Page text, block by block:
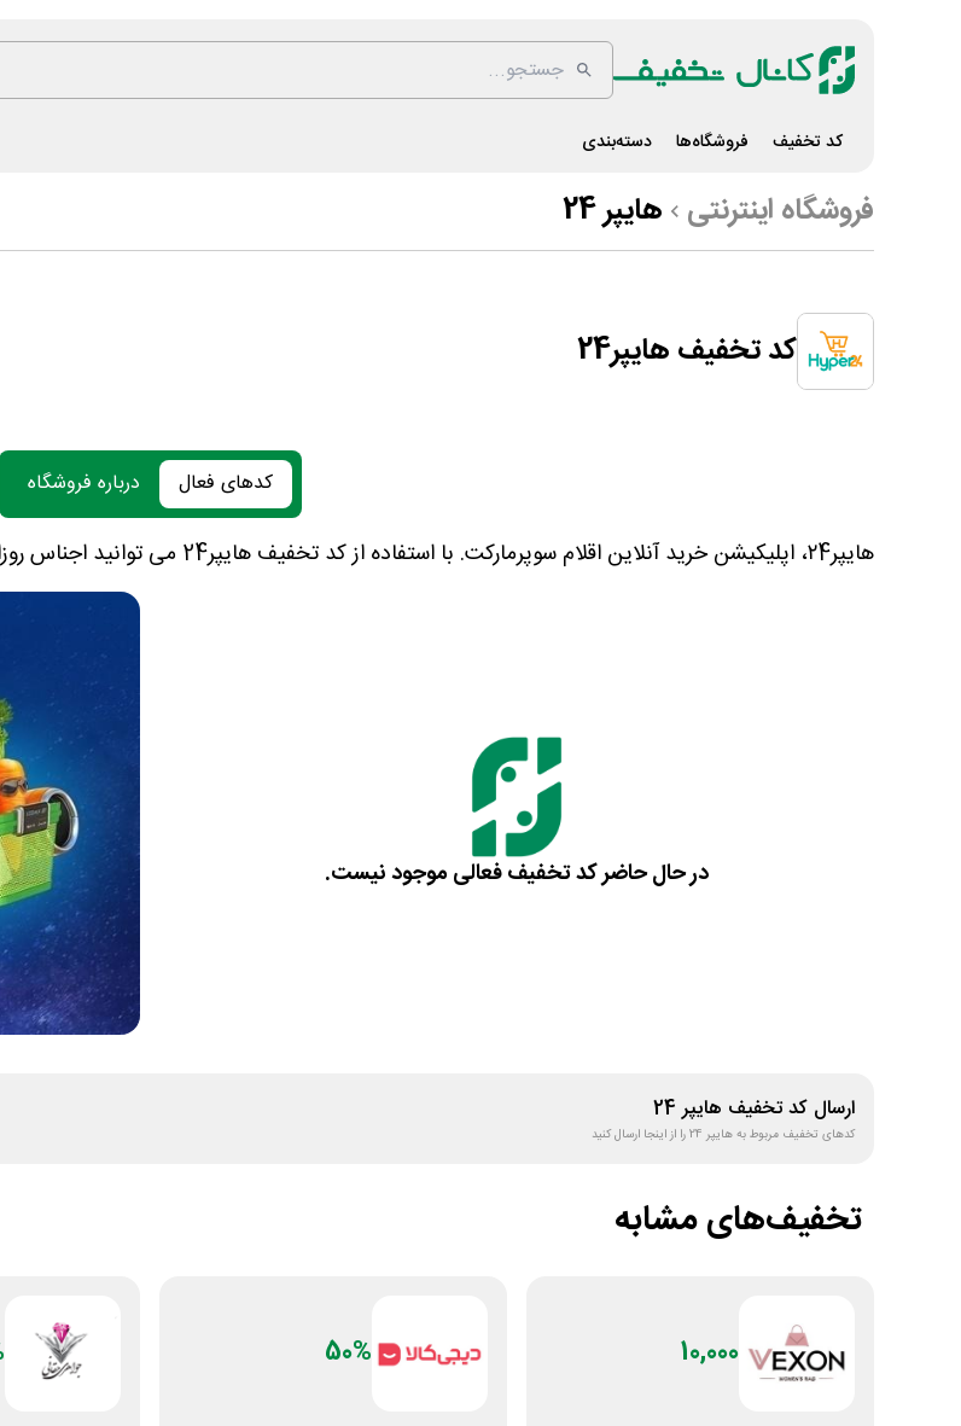
کد تخفیف فروشگاه‌ها دسته‌بندی
فروشگاه اینترنتی هایپر 24
کد تخفیف هایپر24
کدهای فعال درباره فروشگاه
هایپر۲4، اپلیکیشن خرید آنلاین اقلام سوپرمارکت. با استفاده از کد تخفیف هایپر24 می توانید اجناس روزانه مورد نیاز خود را به صورت اینترنتی با قیمتی کمتر سفارش دهید.
در حال حاضر کد تخفیف فعالی موجود نیست.
ارسال کد تخفیف هایپر 24
کدهای تخفیف مربوط بههایپر 24 را از اینجا ارسال کنید
تخفیف‌های مشابه
10,000
50%